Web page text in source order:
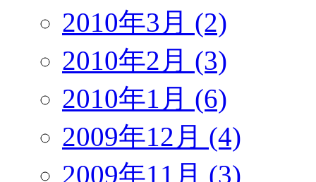
2010年3月 (2)
2010年2月 (3)
2010年1月 (6)
2009年12月 (4)
2009年11月 (3)